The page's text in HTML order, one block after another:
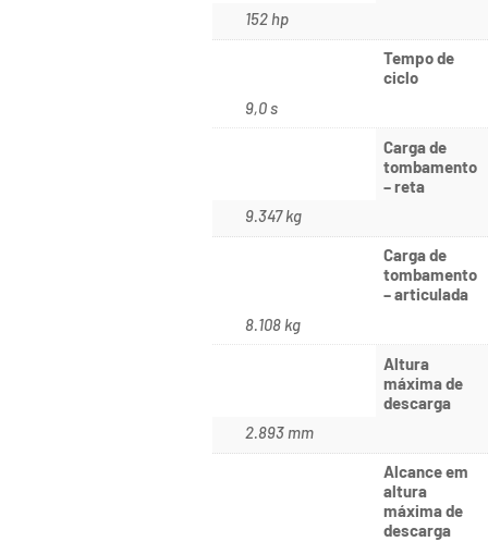
152 hp
Tempo de
ciclo
9,0 s
Carga de
tombamento
– reta
9.347 kg
Carga de
tombamento
– articulada
8.108 kg
Altura
máxima de
descarga
2.893 mm
Alcance em
altura
máxima de
descarga